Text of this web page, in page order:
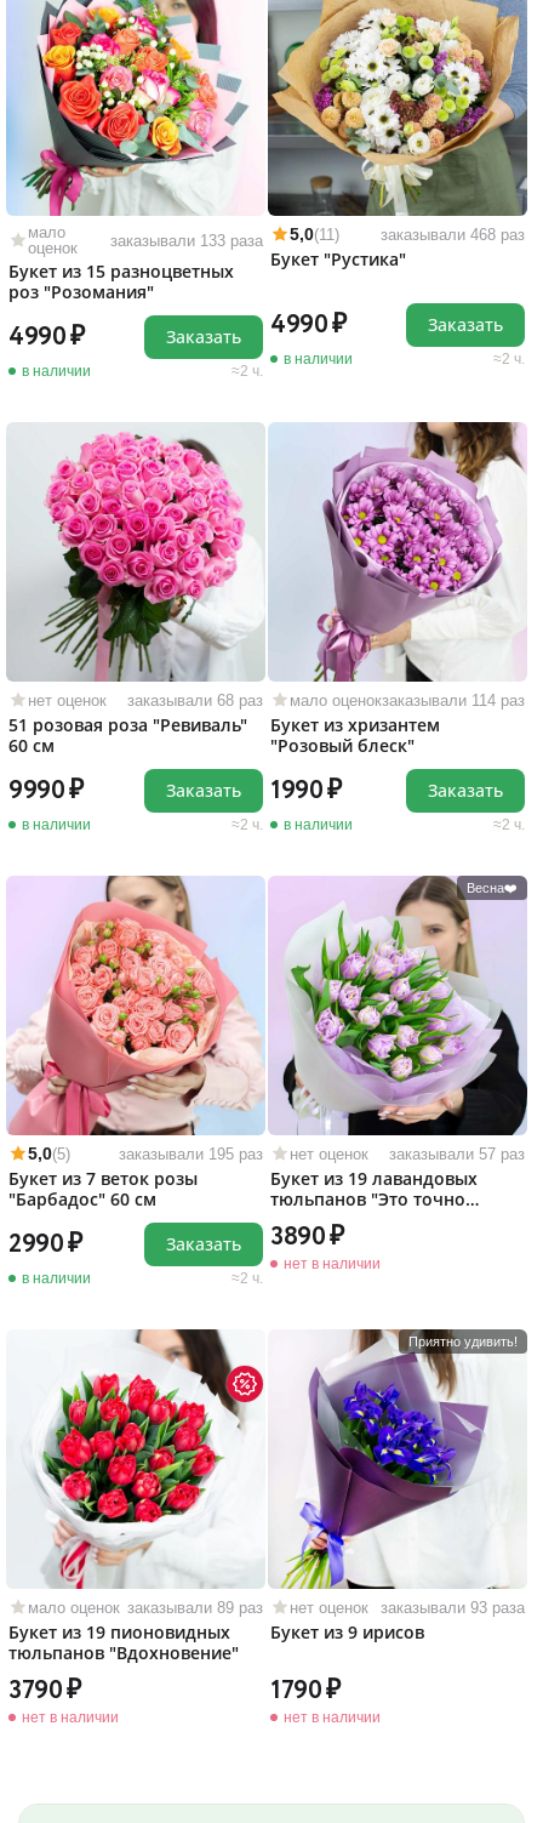
мало
оценок
заказывали 133 раза
Букет из 15 разноцветных
роз "Розомания"
4990
в наличии 2 ч.
Заказать
5,0(11) заказывали 468 раз
Букет "Рустика"
4990
в наличии 2 ч.
Заказать
нет оценок заказывали 68 раз
51 розовая роза "Ревиваль"
60 см
9990
в наличии 2 ч.
Заказать
мало оценокзаказывали 114 раз
Букет из хризантем
"Розовый блеск"
1990
в наличии 2 ч.
Заказать
5,0(5) заказывали 195 раз
Букет из 7 веток розы
"Барбадос" 60 см
2990
в наличии 2 ч.
Заказать
Весна❤️
нет оценок заказывали 57 раз
Букет из 19 лавандовых
тюльпанов "Это точно
любовь!"
3890
нет в наличии
мало оценок заказывали 89 раз
Букет из 19 пионовидных
тюльпанов "Вдохновение"
3790
нет в наличии
Приятно удивить!
нет оценок заказывали 93 раза
Букет из 9 ирисов
1790
нет в наличии